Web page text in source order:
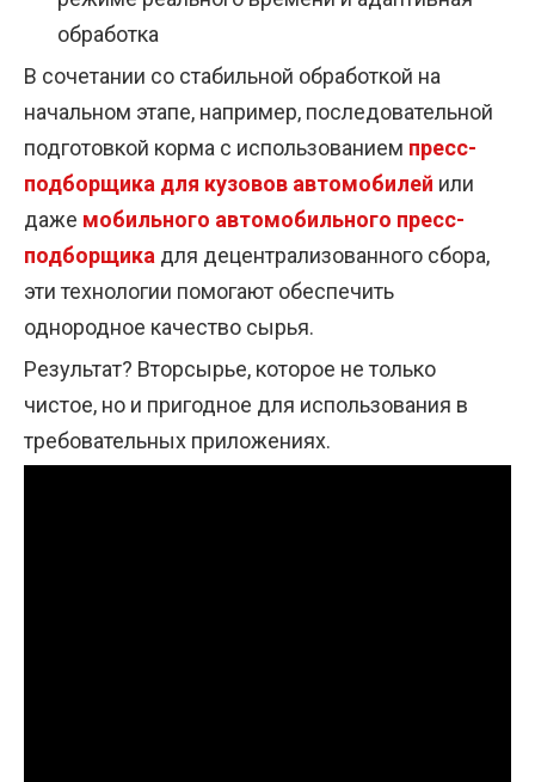
обработка
В сочетании со стабильной обработкой на
начальном этапе, например, последовательной
подготовкой корма с использованием пресс-
подборщика для кузовов автомобилей или
даже мобильного автомобильного пресс-
подборщика для децентрализованного сбора,
эти технологии помогают обеспечить
однородное качество сырья.
Результат? Вторсырье, которое не только
чистое, но и пригодное для использования в
требовательных приложениях.